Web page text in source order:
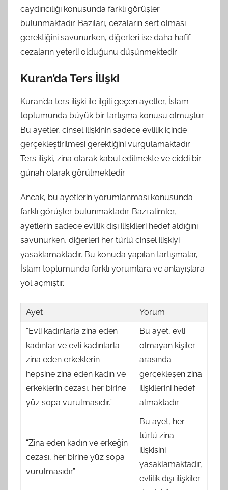
caydırıcılığı konusunda farklı görüşler
bulunmaktadır. Bazıları, cezaların sert olması
gerektiğini savunurken, diğerleri ise daha hafif
cezaların yeterli olduğunu düşünmektedir.
Kuran’da Ters İlişki
Kuran’da ters ilişki ile ilgili geçen ayetler, İslam
toplumunda büyük bir tartışma konusu olmuştur.
Bu ayetler, cinsel ilişkinin sadece evlilik içinde
gerçekleştirilmesi gerektiğini vurgulamaktadır.
Ters ilişki, zina olarak kabul edilmekte ve ciddi bir
günah olarak görülmektedir.
Ancak, bu ayetlerin yorumlanması konusunda
farklı görüşler bulunmaktadır. Bazı alimler,
ayetlerin sadece evlilik dışı ilişkileri hedef aldığını
savunurken, diğerleri her türlü cinsel ilişkiyi
yasaklamaktadır. Bu konuda yapılan tartışmalar,
İslam toplumunda farklı yorumlara ve anlayışlara
yol açmıştır.
Ayet
Yorum
“Evli kadınlarla zina eden
kadınlar ve evli kadınlarla
zina eden erkeklerin
hepsine zina eden kadın ve
erkeklerin cezası, her birine
yüz sopa vurulmasıdır.”
Bu ayet, evli
olmayan kişiler
arasında
gerçekleşen zina
ilişkilerini hedef
almaktadır.
“Zina eden kadın ve erkeğin
cezası, her birine yüz sopa
vurulmasıdır.”
Bu ayet, her
türlü zina
ilişkisini
yasaklamaktadır,
evlilik dışı ilişkiler